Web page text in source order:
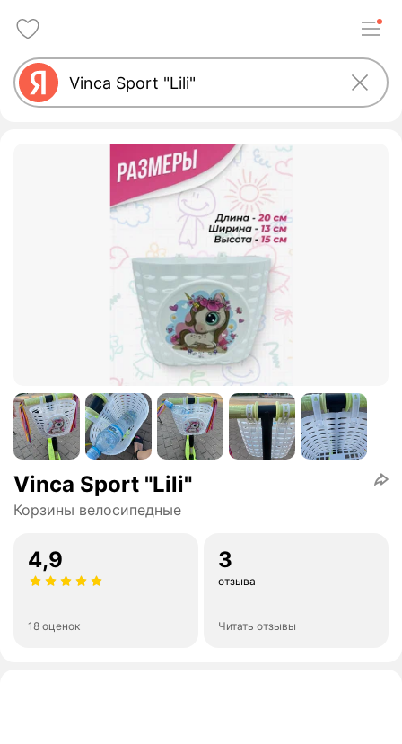
Vinca Sport "Lili"
Корзины велосипедные
4,9
18 оценок
3
отзыва
Читать отзывы